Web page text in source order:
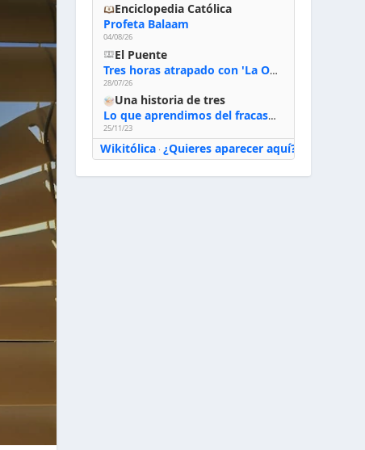
Enciclopedia Católica
Profeta Balaam
04/08/26
El Puente
Tres horas atrapado con 'La Odisea' de Nolan
28/07/26
Una historia de tres
Lo que aprendimos del fracaso al emprender
25/11/23
Wikitólica· ¿Quieres aparecer aquí?